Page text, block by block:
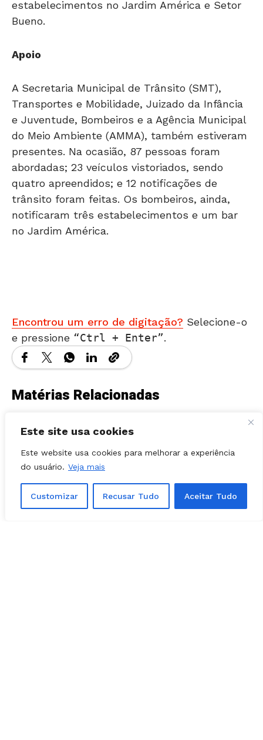
Este site usa cookies
Este website usa cookies para melhorar a experiência
do usuário. Veja mais
Customizar Recusar Tudo Aceitar Tudo
Bueno.
Transportes e Mobilidade, Juizado da Infância
e Juventude, Bombeiros e a Agência Municipal
do Meio Ambiente (AMMA), também estiveram
presentes. Na ocasião, 87 pessoas foram
abordadas; 23 veículos vistoriados, sendo
quatro apreendidos; e 12 notificações de
trânsito foram feitas. Os bombeiros, ainda,
notificaram três estabelecimentos e um bar
no Jardim América.
Matérias Relacionadas